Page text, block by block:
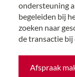
ondersteuning
begeleiden bij
zoeken naar
de transactie bij
Afspraak